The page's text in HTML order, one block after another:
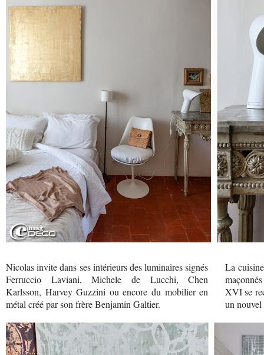
Nicolas invite dans ses intérieurs des luminaires signés
Ferruccio Laviani, Michele de Lucchi, Chen
Karlsson, Harvey Guzzini ou encore du mobilier en
métal créé par son frère Benjamin Galtier.
La
XVI se
un nouvel